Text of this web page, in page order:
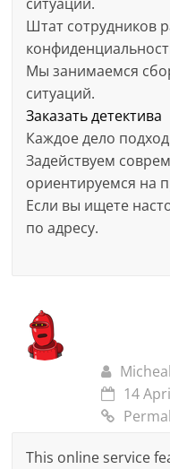
Штат сотрудников
Мы занимаемся
ситуаций.
Заказать детектива
Каждое дело
Задействуем
ориентируемся на
Если вы ищете
по адресу.
14
This online service